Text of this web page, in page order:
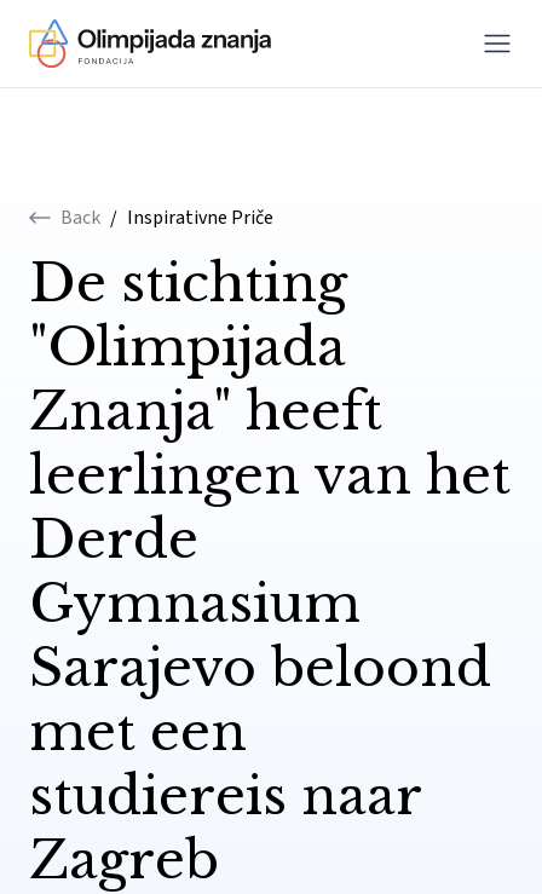
Menu
Back / Inspirativne Priče
De stichting
"Olimpijada
Znanja" heeft
leerlingen van het
Derde
Gymnasium
Sarajevo beloond
met een
studiereis naar
Zagreb